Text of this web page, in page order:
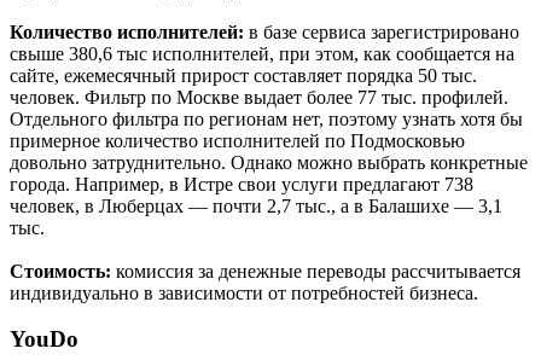
Количество исполнителей: в базе сервиса зарегистрировано
свыше 380,6 тыс исполнителей, при этом, как сообщается на
сайте, ежемесячный прирост составляет порядка 50 тыс.
человек. Фильтр по Москве выдает более 77 тыс. профилей.
Отдельного фильтра по регионам нет, поэтому узнать хотя бы
примерное количество исполнителей по Подмосковью
довольно затруднительно. Однако можно выбрать конкретные
города. Например, в Истре свои услуги предлагают 738
человек, в Люберцах — почти 2,7 тыс., а в Балашихе — 3,1
тыс.
Стоимость: комиссия за денежные переводы рассчитывается
индивидуально в зависимости от потребностей бизнеса.
YouDo